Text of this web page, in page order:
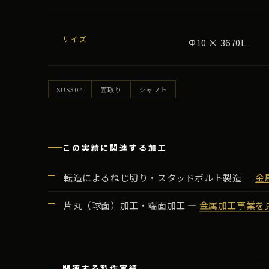
サイズ Φ10 × 3670L
SUS304 面取り シャフト
この実績に関連する加工
転造によるねじ切り・スタッドボルト製造 ―金
片丸（球面）加工・端面加工 ― 金属加工事業を